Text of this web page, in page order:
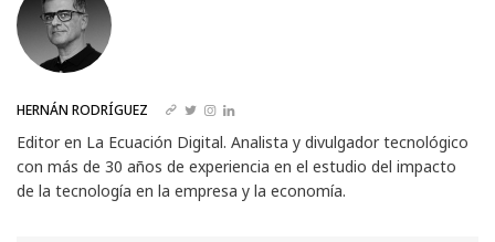
HERNÁN RODRÍGUEZ
Editor en La Ecuación Digital. Analista y divulgador tecnológico
con más de 30 años de experiencia en el estudio del impacto
de la tecnología en la empresa y la economía.